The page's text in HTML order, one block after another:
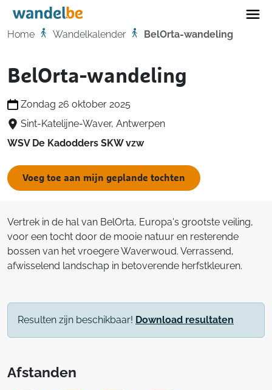
Home
Home Wandelkalender BelOrta-wandeling
BelOrta-wandeling
Zondag 26 oktober 2025
Sint-Katelijne-Waver, Antwerpen
WSV De Kadodders SKW vzw
Voeg toe aan mijn geplande tochten
Vertrek in de hal van BelOrta, Europa's grootste veiling,
voor een tocht door de mooie natuur en resterende
bossen van het vroegere Waverwoud. Verrassend,
afwisselend landschap in betoverende herfstkleuren.
Resulten zijn beschikbaar! Download resultaten
Afstanden